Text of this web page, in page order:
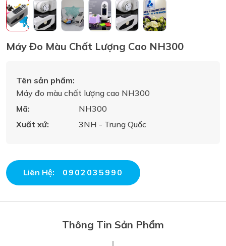
Máy Đo Màu Chất Lượng Cao NH300
Tên sản phẩm:
Máy đo màu chất lượng cao NH300
Mã:
NH300
Xuất xứ:
3NH - Trung Quốc
Liên Hệ: 0902035990
Thông Tin Sản Phẩm